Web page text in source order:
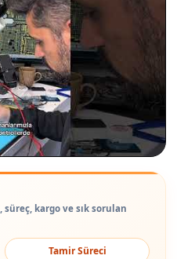
kargo ve sık sorulan
Tamir Süreci